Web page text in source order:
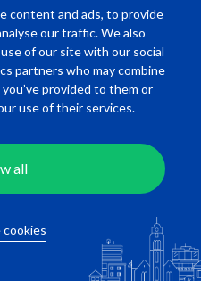
content and ads, to provide
our traffic. We also
of our site with our social
partners who may combine
provided to them or
use of their services.
all
cookies
Rotterdam
Beschikbaar per
€ 1.250,00